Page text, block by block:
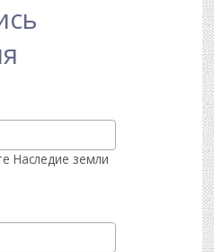
Наследие земли